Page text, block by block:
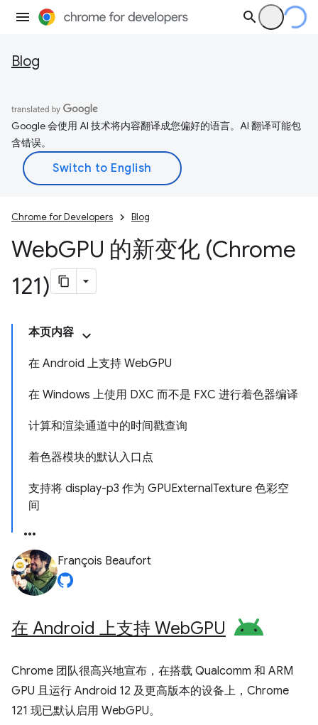
Blog
Google 会使用 AI 技术将内容翻译成您偏好的语言。AI 翻译可能包
含错误。
Chrome for Developers Blog
WebGPU 的新变化 (Chrome
121)
本页内容
在 Android 上支持 WebGPU
在 Windows 上使用 DXC 而不是 FXC 进行着色器编译
计算和渲染通道中的时间戳查询
着色器模块的默认入口点
支持将 display-p3 作为 GPUExternalTexture 色彩空
间
François Beaufort
在 Android 上支持 WebGPU
Chrome 团队很高兴地宣布，在搭载 Qualcomm 和 ARM
GPU 且运行 Android 12 及更高版本的设备上，Chrome
121 现已默认启用 WebGPU。